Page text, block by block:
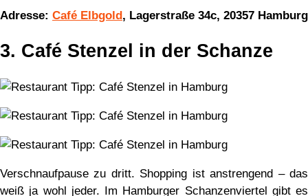
Adresse: Café Elbgold, Lagerstraße 34c, 20357 Hamburg
3. Café Stenzel in der Schanze
Verschnaufpause zu dritt. Shopping ist anstrengend – das
weiß ja wohl jeder. Im Hamburger Schanzenviertel gibt es